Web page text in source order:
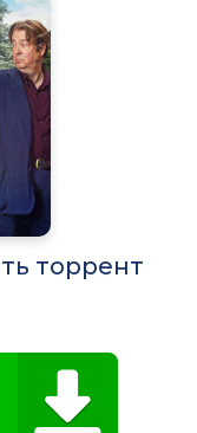
торрент